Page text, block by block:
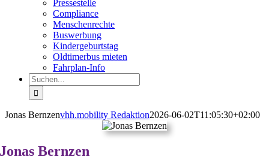
Pressestelle
Compliance
Menschenrechte
Buswerbung
Kindergeburtstag
Oldtimerbus mieten
Fahrplan-Info
Suche
nach:
Jonas Bernzenvhh.mobility Redaktion2026-06-02T11:05:30+02:00
Jonas Bernzen